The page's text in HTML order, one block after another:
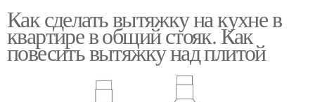
Как сделать вытяжку на кухне в
квартире в общий стояк. Как
повесить вытяжку над плитой